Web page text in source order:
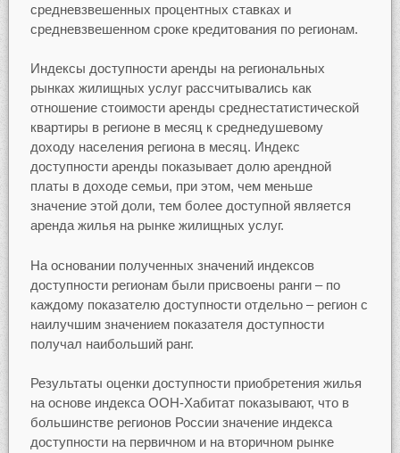
средневзвешенных процентных ставках и
средневзвешенном сроке кредитования по регионам.
Индексы доступности аренды на региональных
рынках жилищных услуг рассчитывались как
отношение стоимости аренды среднестатистической
квартиры в регионе в месяц к среднедушевому
доходу населения региона в месяц. Индекс
доступности аренды показывает долю арендной
платы в доходе семьи, при этом, чем меньше
значение этой доли, тем более доступной является
аренда жилья на рынке жилищных услуг.
На основании полученных значений индексов
доступности регионам были присвоены ранги – по
каждому показателю доступности отдельно – регион с
наилучшим значением показателя доступности
получал наибольший ранг.
Результаты оценки доступности приобретения жилья
на основе индекса ООН-Хабитат показывают, что в
большинстве регионов России значение индекса
доступности на первичном и на вторичном рынке